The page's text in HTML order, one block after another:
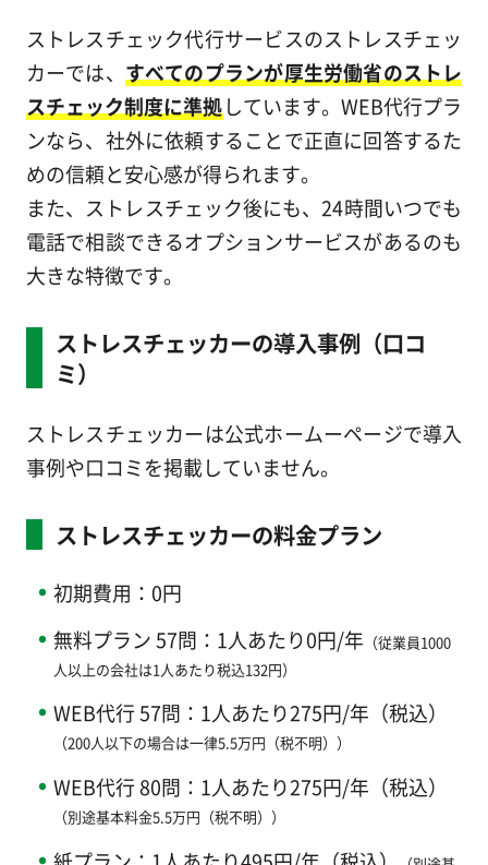
ストレスチェック代行サービスのストレスチェッ
カーでは、 すべてのプランが厚生労働省のストレ
スチェック制度に準拠しています。WEB代行プラ
ンなら、社外に依頼することで正直に回答するた
めの信頼と安心感が得られます。
また、ストレスチェック後にも、24時間いつでも
電話で相談できるオプションサービスがあるのも
大きな特徴です。
ストレスチェッカーの導入事例（口コ
ミ）
ストレスチェッカーは公式ホームーページで導入
事例や口コミを掲載していません。
ストレスチェッカーの料金プラン
初期費用：0円
無料プラン 57問：1人あたり0円/年 （従業員1000
人以上の会社は1人あたり税込132円）
WEB代行 57問：1人あたり275円/年（税込）
（200人以下の場合は一律5.5万円（税不明））
WEB代行 80問：1人あたり275円/年（税込）
（別途基本料金5.5万円（税不明））